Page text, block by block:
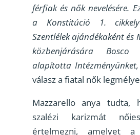
férfiak és nők nevelésére.
a Konstitúció 1.
Szentlélek ajándékaként és
közbenjárására Bosco
alapította Intézményünket,
válasz a fiatal nők
Mazzarello anya tudta,
szalézi karizmát
értelmezni, amelyet a